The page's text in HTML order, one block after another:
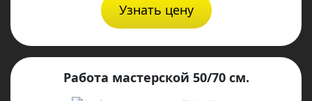
Узнать цену
Работа мастерской 50/70 см.